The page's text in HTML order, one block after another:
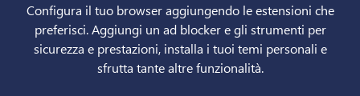
Configura il tuo browser aggiungendo le estensioni che
preferisci. Aggiungi un ad blocker e gli strumenti per
sicurezza e prestazioni, installa i tuoi temi personali e
sfrutta tante altre funzionalità.